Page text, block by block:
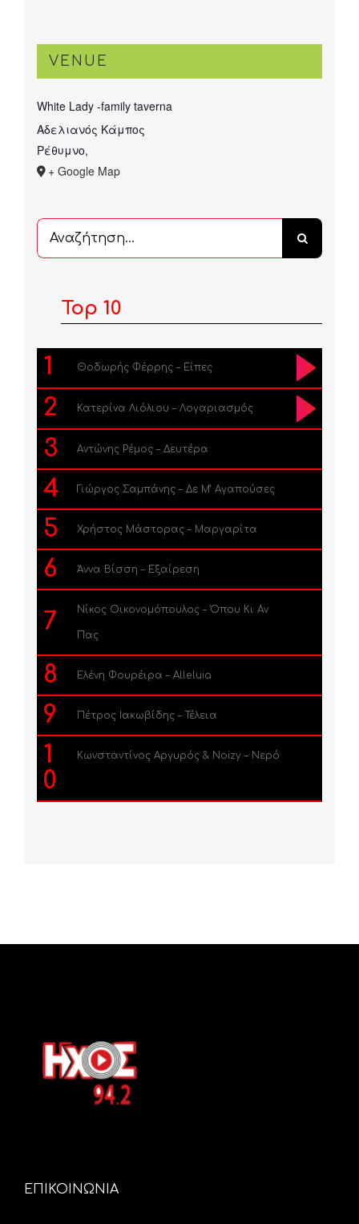
VENUE
White Lady -family taverna
Αδελιανός Κάμπος
Ρέθυμνο,
+ Google Map
Αναζήτηση
...
Top 10
1 Θοδωρής Φέρρης – Είπες
2 Κατερίνα Λιόλιου – Λογαριασμός
3 Αντώνης Ρέμος – Δευτέρα
4 Γιώργος Σαμπάνης – Δε Μ’ Αγαπούσες
5 Χρήστος Μάστορας – Μαργαρίτα
6 Άννα Βίσση – Εξαίρεση
7 Νίκος Οικονομόπουλος – Όπου Κι Αν
Πας
8 Ελένη Φουρέιρα – Alleluia
9 Πέτρος Ιακωβίδης – Τέλεια
1
0
Κωνσταντίνος Αργυρός & Noizy – Νερό
ΕΠΙΚΟΙΝΩΝΙΑ